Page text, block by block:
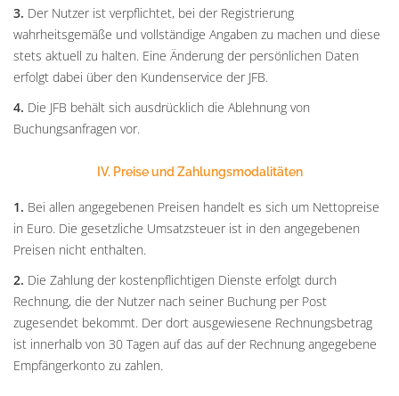
3. Der Nutzer ist verpflichtet, bei der Registrierung
wahrheitsgemäße und vollständige Angaben zu machen und diese
stets aktuell zu halten. Eine Änderung der persönlichen Daten
erfolgt dabei über den Kundenservice der JFB.
4. Die JFB behält sich ausdrücklich die Ablehnung von
Buchungsanfragen vor.
IV. Preise und Zahlungsmodalitäten
1. Bei allen angegebenen Preisen handelt es sich um Nettopreise
in Euro. Die gesetzliche Umsatzsteuer ist in den angegebenen
Preisen nicht enthalten.
2. Die Zahlung der kostenpflichtigen Dienste erfolgt durch
Rechnung, die der Nutzer nach seiner Buchung per Post
zugesendet bekommt. Der dort ausgewiesene Rechnungsbetrag
ist innerhalb von 30 Tagen auf das auf der Rechnung angegebene
Empfängerkonto zu zahlen.